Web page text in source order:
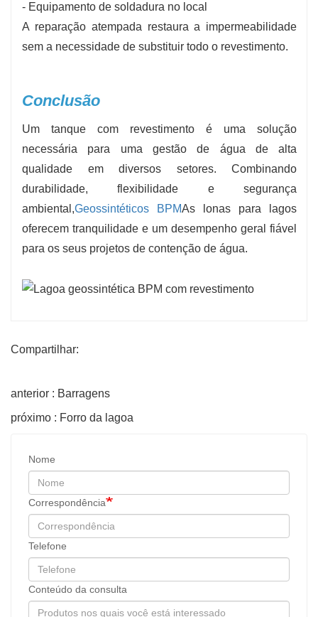
- Equipamento de soldadura no local
A reparação atempada restaura a impermeabilidade
sem a necessidade de substituir todo o revestimento.
Conclusão
Um tanque com revestimento é uma solução
necessária para uma gestão de água de alta
qualidade em diversos setores. Combinando
durabilidade, flexibilidade e segurança
ambiental,Geossintéticos BPMAs lonas para lagos
oferecem tranquilidade e um desempenho geral fiável
para os seus projetos de contenção de água.
Compartilhar:
anterior : Barragens
próximo : Forro da lagoa
Nome
Correspondência
Telefone
Conteúdo da consulta